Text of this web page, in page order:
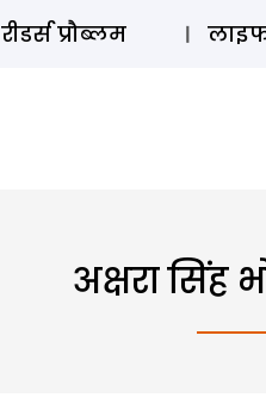
रीडर्स प्रौब्लम
अक्षरा सिंह